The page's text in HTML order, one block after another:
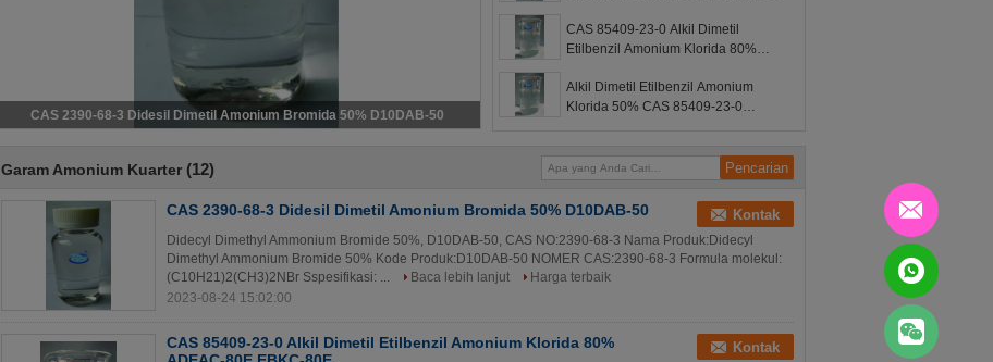
CAS 2390-68-3 Didesil Dimetil Amonium Bromida 50% D10DAB-50
CAS 85409-23-0 Alkil Dimetil
Etilbenzil Amonium Klorida 80%
Alkil Dimetil Etilbenzil Amonium
Klorida 50% CAS 85409-23-0
Garam Amonium Kuarter (12)
CAS 2390-68-3 Didesil Dimetil Amonium Bromida 50% D10DAB-50 Kontak
Didecyl Dimethyl Ammonium Bromide 50%, D10DAB-50, CAS NO:2390-68-3 Nama Produk:Didecyl
Dimethyl Ammonium Bromide 50% Kode Produk:D10DAB-50 NOMER CAS:2390-68-3 Formula molekul:
(C10H21)2(CH3)2NBr Sspesifikasi: ...
Baca lebih lanjut
Harga terbaik
2023-08-24 15:02:00
CAS 85409-23-0 Alkil Dimetil Etilbenzil Amonium Klorida 80%
Kontak